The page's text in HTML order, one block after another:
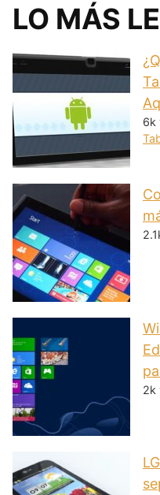
LO MÁS
6k
2k